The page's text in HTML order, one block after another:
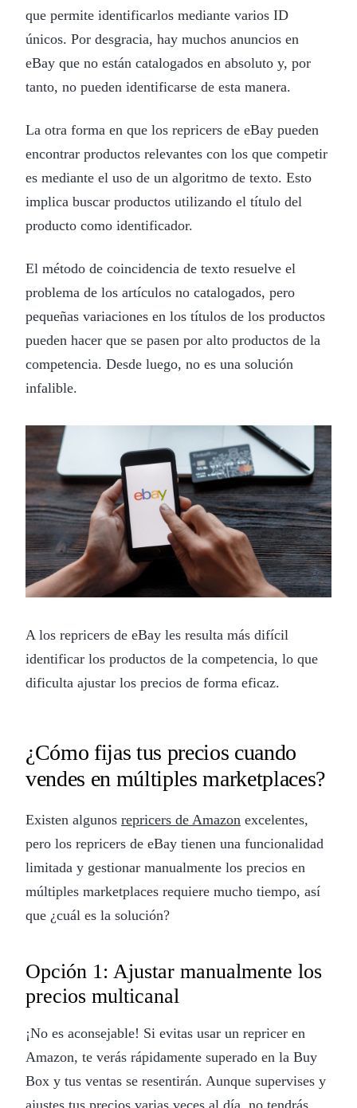
que permite identificarlos mediante varios ID
únicos. Por desgracia, hay muchos anuncios en
eBay que no están catalogados en absoluto y, por
tanto, no pueden identificarse de esta manera.
La otra forma en que los repricers de eBay pueden
encontrar productos relevantes con los que competir
es mediante el uso de un algoritmo de texto. Esto
implica buscar productos utilizando el título del
producto como identificador.
El método de coincidencia de texto resuelve el
problema de los artículos no catalogados, pero
pequeñas variaciones en los títulos de los productos
pueden hacer que se pasen por alto productos de la
competencia. Desde luego, no es una solución
infalible.
A los repricers de eBay les resulta más difícil
identificar los productos de la competencia, lo que
dificulta ajustar los precios de forma eficaz.
¿Cómo fijas tus precios cuando
vendes en múltiples marketplaces?
Existen algunos repricers de Amazon excelentes,
pero los repricers de eBay tienen una funcionalidad
limitada y gestionar manualmente los precios en
múltiples marketplaces requiere mucho tiempo, así
que ¿cuál es la solución?
Opción 1: Ajustar manualmente los
precios multicanal
¡No es aconsejable! Si evitas usar un repricer en
Amazon, te verás rápidamente superado en la Buy
Box y tus ventas se resentirán. Aunque supervises y
ajustes tus precios varias veces al día, no tendrás